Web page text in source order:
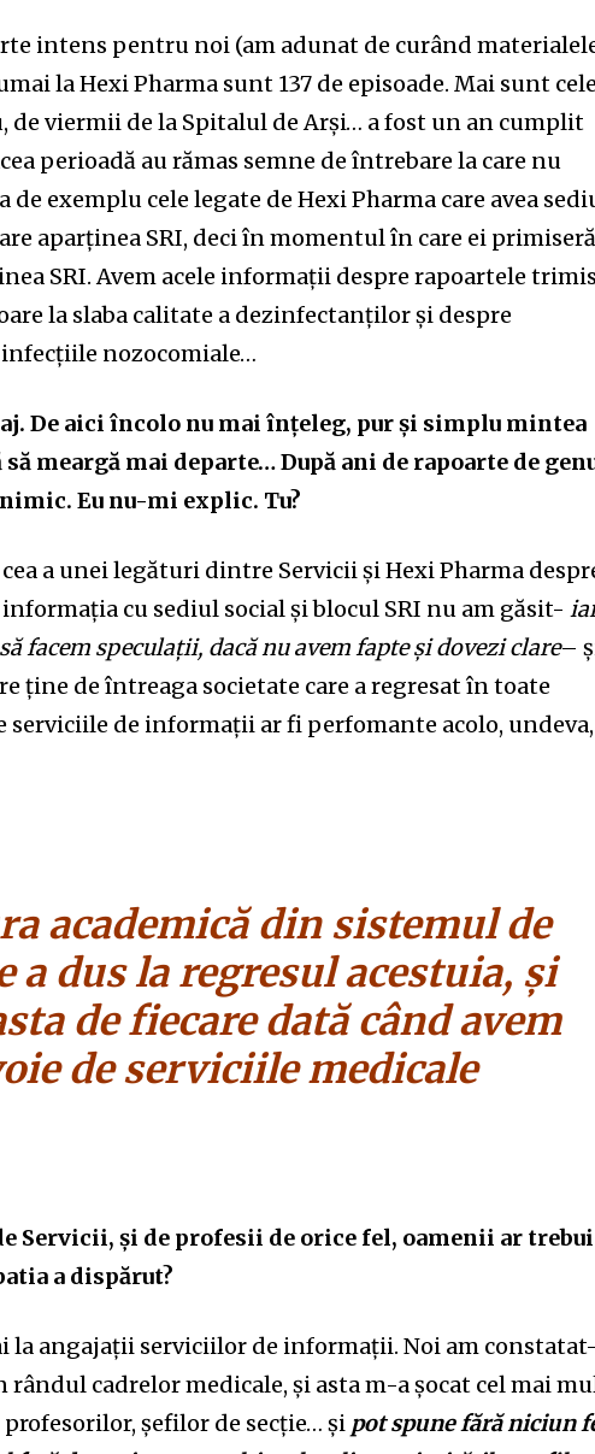
intens pentru noi (am adunat de curând
la Hexi Pharma sunt 137 de episoade. Mai sunt cele
de viermii de la Spitalul de Arși… a fost un an cumplit
perioadă au rămas semne de întrebare la care nu
de exemplu cele legate de Hexi Pharma care avea
aparținea SRI, deci în momentul în care ei primiseră
SRI. Avem acele informații despre rapoartele
la slaba calitate a dezinfectanților și despre
nozocomiale…
De aici încolo nu mai înțeleg, pur și simplu mintea
să meargă mai departe… După ani de rapoarte de
Eu nu-mi explic. Tu?
a unei legături dintre Servicii și Hexi Pharma
cu sediul social și blocul SRI nu am găsit-
facem speculații, dacă nu avem fapte și dovezi clare–
ține de întreaga societate care a regresat în toate
serviciile de informații ar fi perfomante acolo, undeva,
academică din sistemul de
a dus la regresul acestuia, și
de fiecare dată când avem
de serviciile medicale
Servicii, și de profesii de orice fel, oamenii ar trebui
a dispărut?
la angajații serviciilor de informații. Noi am
rândul cadrelor medicale, și asta m-a șocat cel mai
șefilor de secție… și pot spune fără niciun